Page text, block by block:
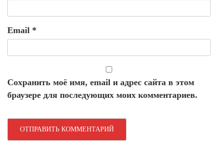
Email *
Сохранить моё имя, email и адрес сайта в этом
браузере для последующих моих комментариев.